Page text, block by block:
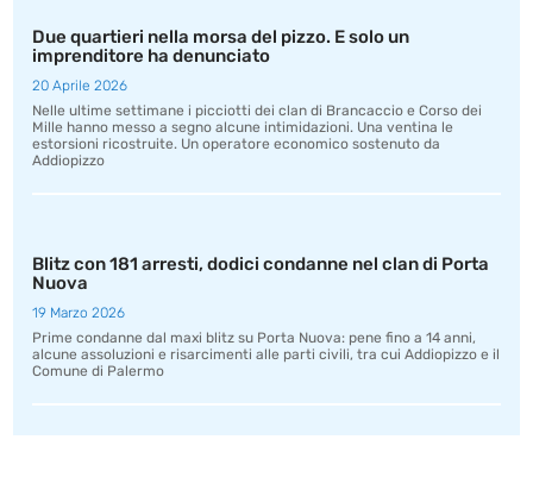
Due quartieri nella morsa del pizzo. E solo un
imprenditore ha denunciato
20 Aprile 2026
Nelle ultime settimane i picciotti dei clan di Brancaccio e Corso dei
Mille hanno messo a segno alcune intimidazioni. Una ventina le
estorsioni ricostruite. Un operatore economico sostenuto da
Addiopizzo
Blitz con 181 arresti, dodici condanne nel clan di Porta
Nuova
19 Marzo 2026
Prime condanne dal maxi blitz su Porta Nuova: pene fino a 14 anni,
alcune assoluzioni e risarcimenti alle parti civili, tra cui Addiopizzo e il
Comune di Palermo